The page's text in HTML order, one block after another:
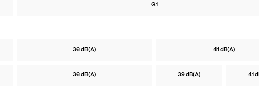
G1
36 dB(A) 41 dB(A)
36 dB(A) 39 dB(A) 41